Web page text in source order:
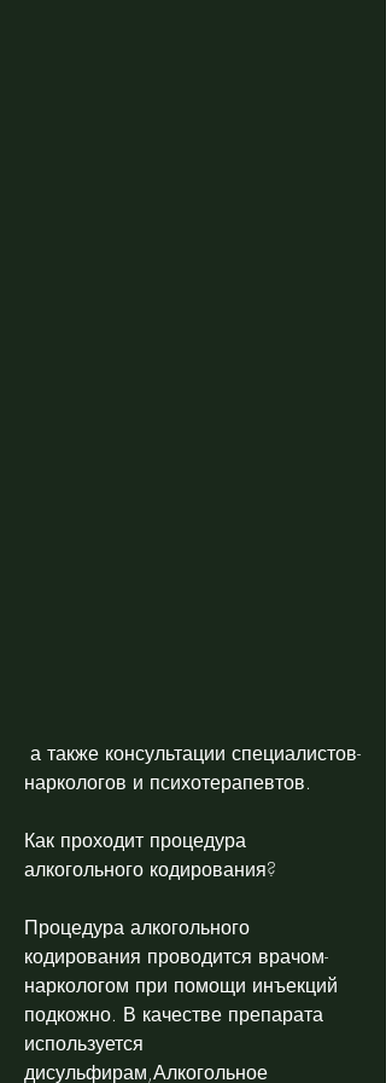
наркологов и психотерапевтов.
Как проходит процедура
алкогольного кодирования?
Процедура алкогольного
кодирования проводится врачом-
наркологом при помощи инъекций
подкожно. В качестве препарата
используется
дисульфирам,Алкогольное